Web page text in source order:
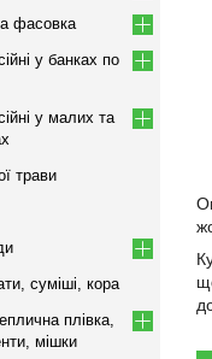
фасовка
у банках по
у малих та
трави
суміші, кора
плівка,
мішки